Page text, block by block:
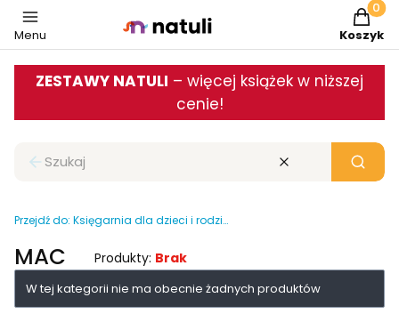
Menu Koszyk
ZESTAWY NATULI – więcej książek w niższej
cenie!
Zamknij wyszukiwarkę Wyczyść Szukaj
Przejdź do: Księgarnia dla dzieci i rodziców
MAC Produkty: Brak
Lista produktów
W tej kategorii nie ma obecnie żadnych produktów